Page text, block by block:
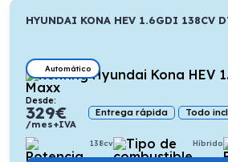
HYUNDAI KONA HEV 1.6GDI 138CV
Automático
Desde:
329€
/mes+IVA
Entrega rápida Todo
138cv Híbrido